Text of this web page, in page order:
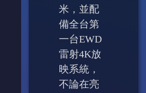
米，並配
備全台第
一台EWD
雷射4K放
映系統，
不論在亮